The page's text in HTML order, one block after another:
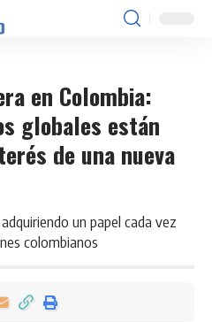
en Colombia:
globales están
de una nueva
un papel cada vez
colombianos